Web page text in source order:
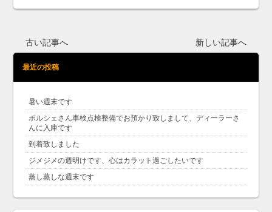
古い記事へ 新しい記事へ
最近の投稿
暑い週末です
ポルシェさん車検点検整備でお預かり致しまして、ディーラーさ
んに入庫です
到着致しました
ジメジメの週明けです、心はカラット過ごしたいです
蒸し蒸しな週末です